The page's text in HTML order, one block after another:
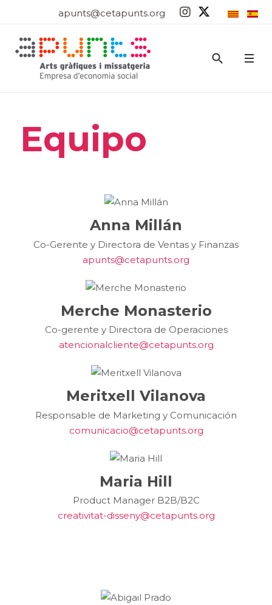
apunts@cetapunts.org
Equipo
Anna Millán
Co-Gerente y Directora de Ventas y Finanzas
apunts@cetapunts.org
Merche Monasterio
Co-gerente y Directora de Operaciones
atencionalcliente@cetapunts.org
Meritxell Vilanova
Responsable de Marketing y Comunicación
comunicacio@cetapunts.org
Maria Hill
Product Manager B2B/B2C
creativitat-disseny@cetapunts.org